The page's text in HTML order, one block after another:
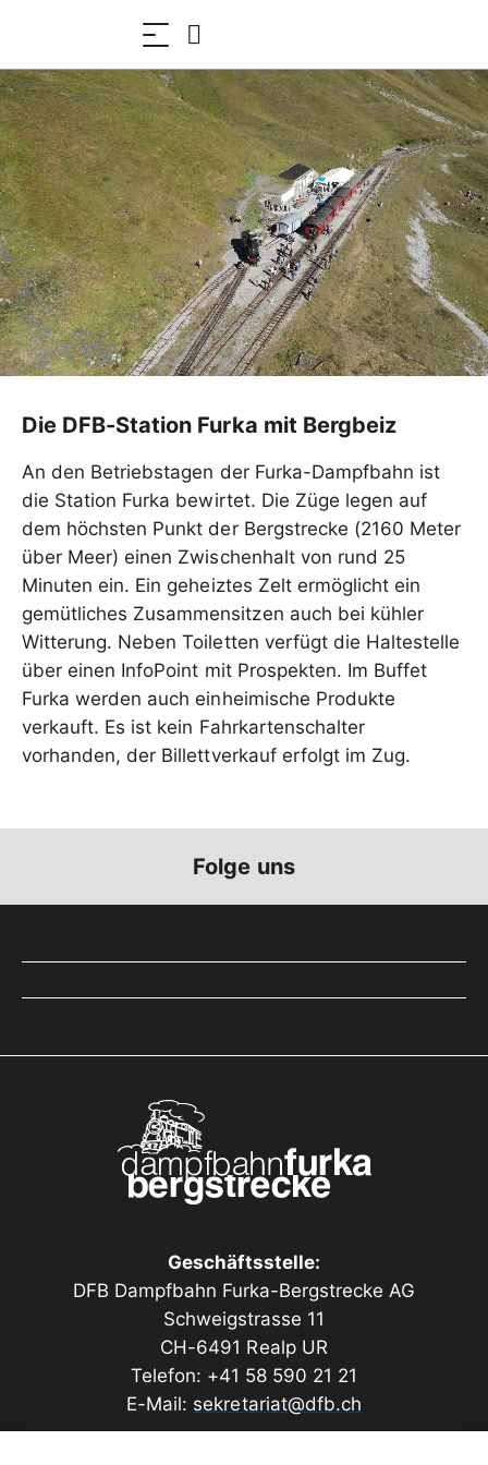
Die DFB-Station Furka mit Bergbeiz
An den Betriebstagen der Furka-Dampfbahn ist
die Station Furka bewirtet. Die Züge legen auf
dem höchsten Punkt der Bergstrecke (2160 Meter
über Meer) einen Zwischenhalt von rund 25
Minuten ein. Ein geheiztes Zelt ermöglicht ein
gemütliches Zusammensitzen auch bei kühler
Witterung. Neben Toiletten verfügt die Haltestelle
über einen InfoPoint mit Prospekten. Im Buffet
Furka werden auch einheimische Produkte
verkauft. Es ist kein Fahrkartenschalter
vorhanden, der Billettverkauf erfolgt im Zug.
Folge uns
Geschäftsstelle:
DFB Dampfbahn Furka-Bergstrecke AG
Schweigstrasse 11
CH-6491 Realp UR
Telefon: +41 58 590 21 21
E-Mail: sekretariat@dfb.ch